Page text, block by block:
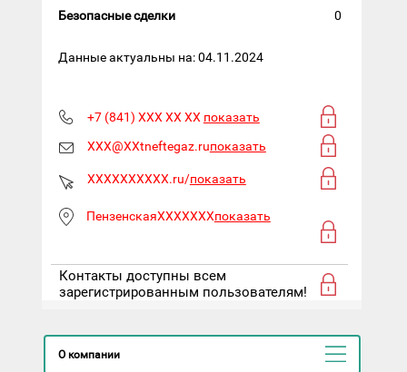
Безопасные сделки
0
Данные актуальны на: 04.11.2024
+7 (841) XXX XX XX показать
XXX@XXtneftegaz.ruпоказать
XXXXXXXXXX.ru/показать
ПензенскаяXXXXXXXпоказать
Контакты доступны всем
зарегистрированным пользователям!
О компании